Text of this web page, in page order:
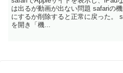
は出るが動画が出ない問題 safariの
にするか削除すると正常に戻った。
を開き「機...